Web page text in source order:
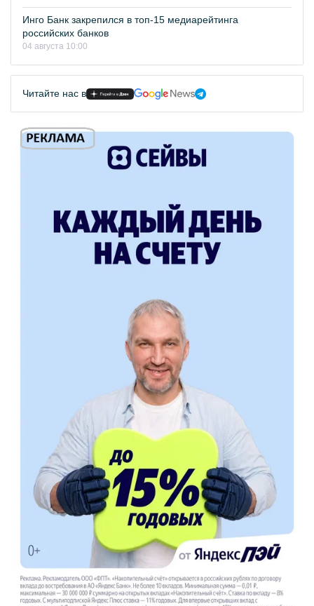
Инго Банк закрепился в топ-15 медиарейтинга
российских банков
04 августа 10:00
Читайте нас в